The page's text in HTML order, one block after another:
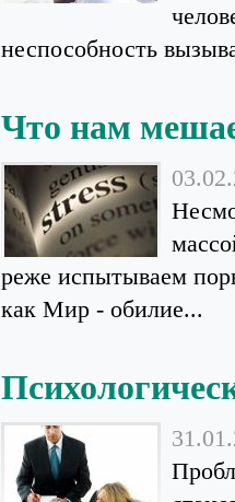
неспособность
Что нам
реже испытываем
как Мир - обилие...